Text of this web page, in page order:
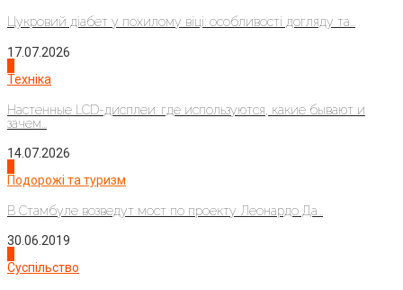
Цукровий діабет у похилому віці: особливості догляду та...
17.07.2026
Техніка
Настенные LCD-дисплеи: где используются, какие бывают и
зачем...
14.07.2026
Подорожі та туризм
В Стамбуле возведут мост по проекту Леонардо Да...
30.06.2019
Суспільство